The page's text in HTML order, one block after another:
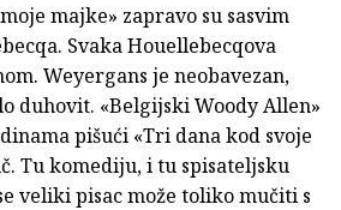
majke» zapravo su sasvim
Svaka Houellebecqova
Weyergans je neobavezan,
duhovit. «Belgijski Woody Allen»
pišući «Tri dana kod svoje
Tu komediju, i tu spisateljsku
veliki pisac može toliko mučiti s